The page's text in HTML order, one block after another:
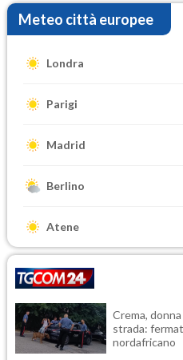
Meteo città europee
Londra
Parigi
Madrid
Berlino
Atene
Crema,
strada:
nordafricano